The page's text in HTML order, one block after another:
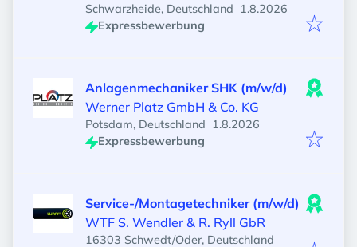
Schwarzheide, Deutschland Veröffentlicht
1.8.2026
Expressbewerbung
Anlagenmechaniker SHK (m/w/d)
Werner Platz GmbH & Co. KG
Potsdam, Deutschland Veröffentlicht
1.8.2026
Expressbewerbung
Service-/Montagetechniker (m/w/d)
WTF S. Wendler & R. Ryll GbR
16303 Schwedt/Oder, Deutschland